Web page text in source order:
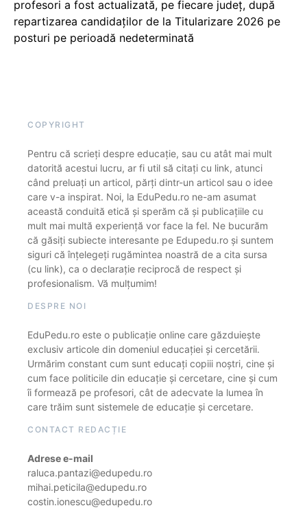
profesori a fost actualizată, pe fiecare județ, după
repartizarea candidaților de la Titularizare 2026 pe
posturi pe perioadă nedeterminată
COPYRIGHT
Pentru că scrieți despre educație, sau cu atât mai mult
datorită acestui lucru, ar fi util să citați cu link, atunci
când preluați un articol, părți dintr-un articol sau o idee
care v-a inspirat. Noi, la EduPedu.ro ne-am asumat
această conduită etică și sperăm că și publicațiile cu
mult mai multă experiență vor face la fel. Ne bucurăm
că găsiți subiecte interesante pe Edupedu.ro și suntem
siguri că înțelegeți rugămintea noastră de a cita sursa
(cu link), ca o declarație reciprocă de respect și
profesionalism. Vă mulțumim!
DESPRE NOI
EduPedu.ro este o publicație online care găzduiește
exclusiv articole din domeniul educației și cercetării.
Urmărim constant cum sunt educați copiii noștri, cine și
cum face politicile din educație și cercetare, cine și cum
îi formează pe profesori, cât de adecvate la lumea în
care trăim sunt sistemele de educație și cercetare.
CONTACT REDACȚIE
Adrese e-mail
raluca.pantazi@edupedu.ro
mihai.peticila@edupedu.ro
costin.ionescu@edupedu.ro